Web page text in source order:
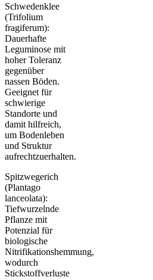
Schwedenklee
(Trifolium
fragiferum):
Dauerhafte
Leguminose mit
hoher Toleranz
gegenüber
nassen Böden.
Geeignet für
schwierige
Standorte und
damit hilfreich,
um Bodenleben
und Struktur
aufrechtzuerhalten.
Spitzwegerich
(Plantago
lanceolata):
Tiefwurzelnde
Pflanze mit
Potenzial für
biologische
Nitrifikationshemmung,
wodurch
Stickstoffverluste